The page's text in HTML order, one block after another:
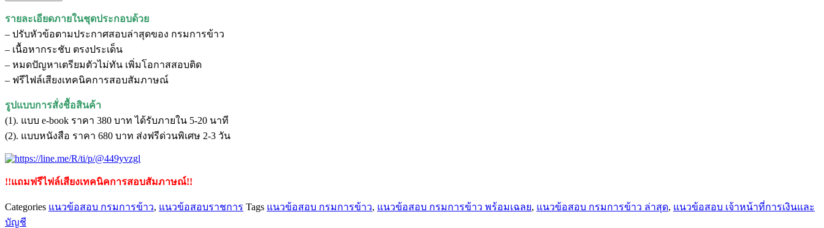
เจ้า
หน้าที่
การเกษตร
กรม
การ
ข้าว
ชิ้น
รายละเอียดภายในชุดประกอบด้วย
– ปรับหัวข้อตามประกาศสอบล่าสุดของ กรมการข้าว
– เนื้อหากระชับ ตรงประเด็น
– หมดปัญหาเตรียมตัวไม่ทัน เพิ่มโอกาสสอบติด
– ฟรีไฟล์เสียงเทคนิคการสอบสัมภาษณ์
รูปแบบการสั่งชื้อสินค้า
(1). แบบ e-book ราคา 380 บาท ได้รับภายใน 5-20 นาที
(2). แบบหนังสือ ราคา 680 บาท ส่งฟรีด่วนพิเศษ 2-3 วัน
!!แถมฟรีไฟล์เสียงเทคนิคการสอบสัมภาษณ์!!
Categories แนวข้อสอบ กรมการข้าว, แนวข้อสอบราชการ Tags แนวข้อสอบ กรมการข้าว, แนวข้อสอบ กรมการข้าว พร้อมเฉลย, แนวข้อสอบ กรมการข้าว ล่าสุด, แนวข้อสอบ เจ้าหน้าที่การเงินและ
บัญชี